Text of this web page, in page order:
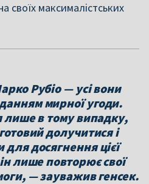
своїх максималістських
Рубіо — усі вони
мирної угоди.
лише в тому випадку,
долучитися і
досягнення цієї
лише повторює свої
— зауважив генсек.